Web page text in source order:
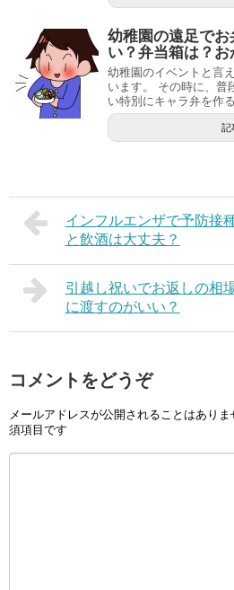
幼稚園の遠足で
い？弁当箱は？お
幼稚園のイベントと言
います。 その時に、普
い特別にキャラ弁を作
記
インフルエンザで予防接
と飲酒は大丈夫？
引越し祝いでお返しの相
に渡すのがいい？
コメントをどうぞ
メールアドレスが公開されることはありま
須項目です